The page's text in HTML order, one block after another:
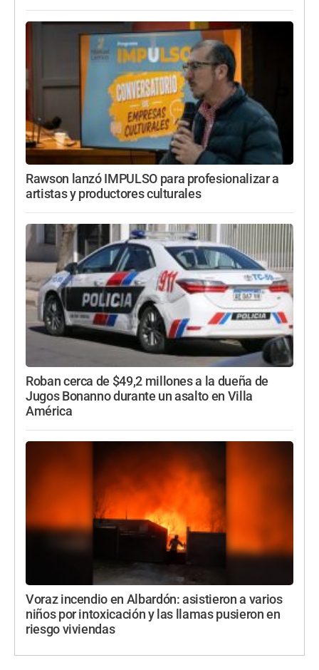
Rawson lanzó IMPULSO para profesionalizar a
artistas y productores culturales
Roban cerca de $49,2 millones a la dueña de
Jugos Bonanno durante un asalto en Villa
América
Voraz incendio en Albardón: asistieron a varios
niños por intoxicación y las llamas pusieron en
riesgo viviendas